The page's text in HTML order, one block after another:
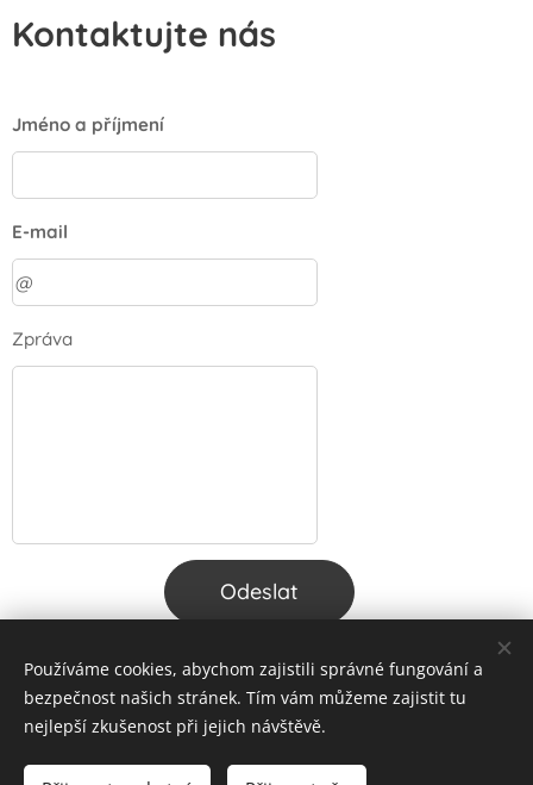
Kontaktujte nás
Jméno a příjmení
E-mail
Zpráva
Odeslat
Cookies
Používáme cookies, abychom zajistili správné fungování a
bezpečnost našich stránek. Tím vám můžeme zajistit tu
nejlepší zkušenost při jejich návštěvě.